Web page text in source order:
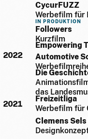
CycurFUZZ
Werbefilm für
IN PRODUKTION
Followers
Kurzfilm
2022
Empowering
Automotive
2021
Die
das
Freizeitliga
Werbefilm für
Clemens